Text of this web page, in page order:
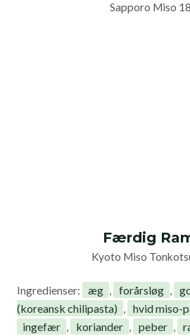
Sapporo Miso
Færdig
Kyoto Miso
Ingredienser: æg forårsløg
(koreansk chilipasta)
hvid miso-
ingefær koriander peber